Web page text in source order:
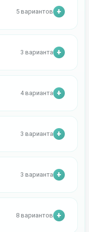
5 вариантов
3 варианта
4 варианта
3 варианта
3 варианта
8 вариантов